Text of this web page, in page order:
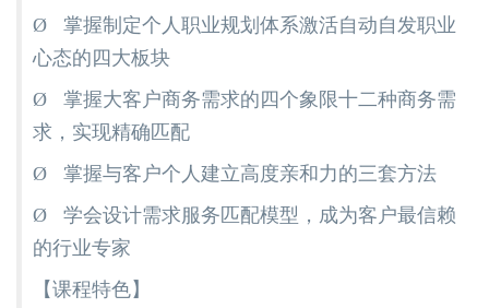
Ø 掌握制定个人职业规划体系激活自动自发职业
心态的四大板块
Ø 掌握大客户商务需求的四个象限十二种商务需
求，实现精确匹配
Ø 掌握与客户个人建立高度亲和力的三套方法
Ø 学会设计需求服务匹配模型，成为客户最信赖
的行业专家
【课程特色】